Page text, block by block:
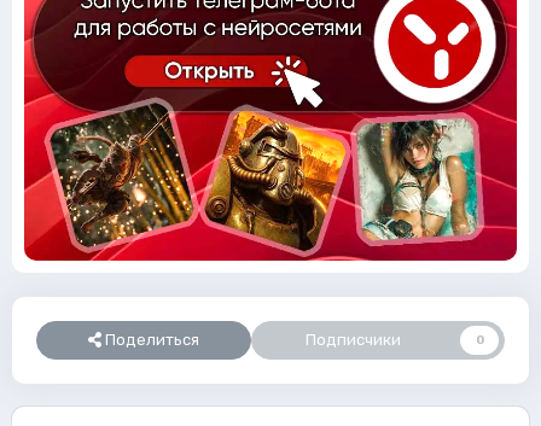
Поделиться Подписчики 0